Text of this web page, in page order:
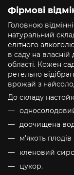
Фірмові
Головною
натуральний
елітного
в саду на власній
області. Кожен
ретельно
врожай з
До складу
односолодовий
доочищена
м'якоть плодів
кленовий
цукор.